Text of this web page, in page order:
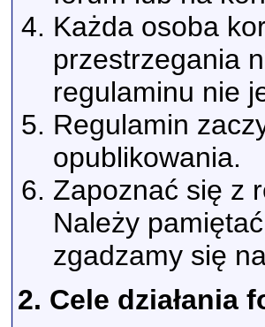
Każda osoba
przestrzegania
regulaminu nie
Regulamin
opublikowania.
Zapoznać się z
Należy
zgadzamy się
2. Cele działania